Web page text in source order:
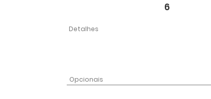
6
Detalhes
Opcionais